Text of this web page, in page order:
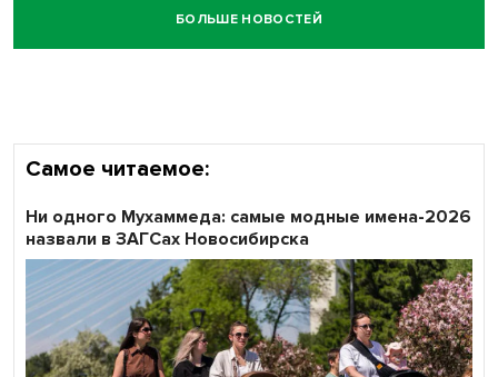
БОЛЬШЕ НОВОСТЕЙ
Самое читаемое:
Ни одного Мухаммеда: самые модные имена-2026
назвали в ЗАГСах Новосибирска